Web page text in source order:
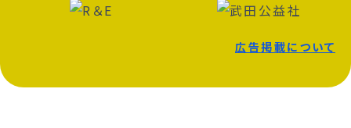
広告掲載について